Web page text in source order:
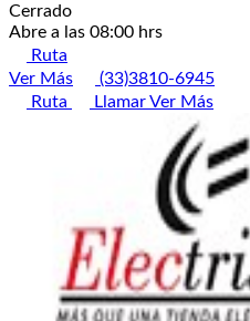
Cerrado
Abre a las 08:00 hrs
Ruta
Ver Más
(33)3810-6945
Ruta
LlamarVer Más